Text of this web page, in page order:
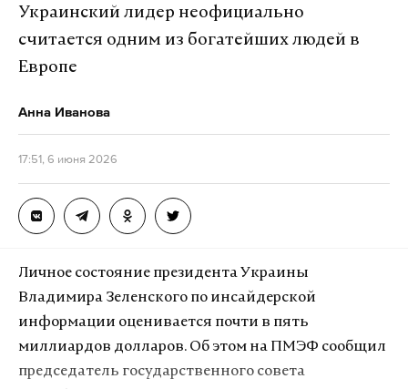
Украинский лидер неофициально
считается одним из богатейших людей в
Европе
Анна Иванова
17:51, 6 июня 2026
Личное состояние президента Украины
Владимира Зеленского по инсайдерской
информации оценивается почти в пять
миллиардов долларов. Об этом на ПМЭФ сообщил
председатель государственного совета